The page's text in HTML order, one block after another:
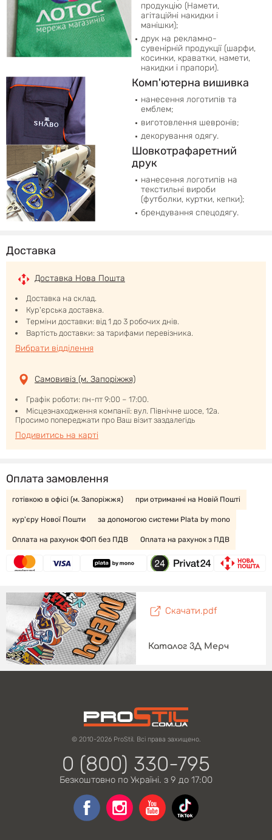
продукцію (Намети,
агітаційні накидки і
манішки);
друк на рекламно-
сувенірній продукції (шарфи,
косинки, краватки, намети,
накидки і прапори).
Комп'ютерна вишивка
нанесення логотипів та
емблем;
виготовлення шевронів;
декорування одягу.
Шовкотрафаретний
друк
нанесення логотипів на
текстильні вироби
(футболки, куртки, кепки);
брендування спецодягу.
Доставка
Доставка Нова Пошта
Доставка на склад.
Кур'єрська доставка.
Терміни доставки: від 1 до 3 робочих днів.
Вартість доставки: за тарифами перевізника.
Вибрати відділення
Самовивіз (м. Запоріжжя)
Графік роботи: пн-пт 9:00 – 17:00.
Місцезнаходження компанії: вул. Північне шосе, 12а.
Просимо попереджати про Ваш візит заздалегідь
Подивитись на карті
Оплата замовлення
готівкою в офісі (м. Запоріжжя) при отриманні на Новій Пошті
кур'єру Нової Пошти за допомогою системи Plata by mono
Оплата на рахунок ФОП без ПДВ Оплата на рахунок з ПДВ
Скачати.pdf
Каталог 3Д Мерч
© 2010-2026 ProStil. Всі права захищено.
0 (800) 330-795
Безкоштовно по Україні. з 9 до 17:00